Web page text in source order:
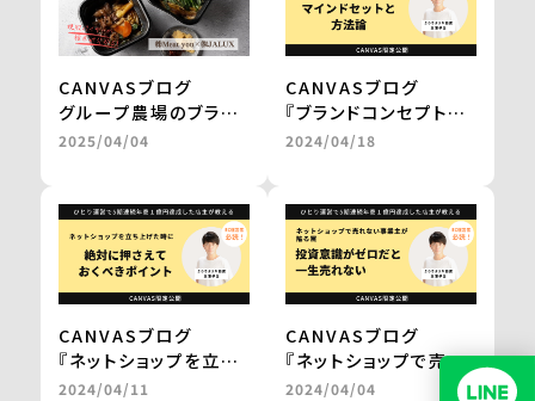
CANVASブログ
グループ農場のブラン
ド和牛を、レンジアップ
百貨店やJALの通販で
の販売を実現
＜from buyer’s
one＞
2025/04/04
CANVASブログ
『ブランドコンセプトを
固めて磨き上げる
by 三浦卓也氏
2024/04/18
CANVASブログ
『ネットショップを立ち
上げた時に
2024/04/11
CANVASブログ
『ネットショップで売れ
ない事業主が陥る罠。
2024/04/04